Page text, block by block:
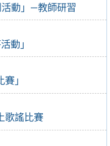
活動」—教師研習
動」
」
歌謠比賽